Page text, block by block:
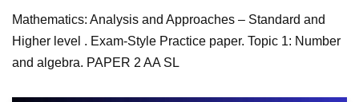
Mathematics: Analysis and Approaches – Standard and
Higher level . Exam-Style Practice paper. Topic 1: Number
and algebra. PAPER 2 AA SL